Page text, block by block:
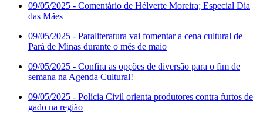
09/05/2025 - Comentário de Hélverte Moreira; Especial Dia
das Mães
09/05/2025 - Paraliteratura vai fomentar a cena cultural de
Pará de Minas durante o mês de maio
09/05/2025 - Confira as opções de diversão para o fim de
semana na Agenda Cultural!
09/05/2025 - Polícia Civil orienta produtores contra furtos de
gado na região